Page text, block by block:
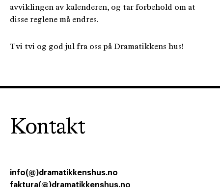
avviklingen av kalenderen, og tar forbehold om at
disse reglene må endres.
Tvi tvi og god jul fra oss på Dramatikkens hus!
Kontakt
info(@)dramatikkenshus.no
faktura(@)dramatikkenshus.no